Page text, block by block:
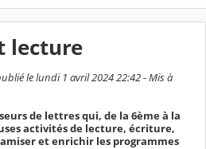
lecture
le lundi 1 avril 2024 22:42 - Mis à
de lettres qui, de la 6ème à la
activités de lecture, écriture,
et enrichir les programmes